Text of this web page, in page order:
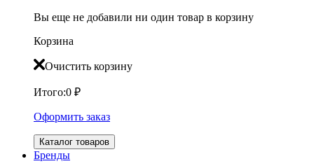
Вы еще не добавили ни один товар в корзину
Корзина
Очистить корзину
Итого:0 ₽
Оформить заказ
Каталог товаров
Бренды